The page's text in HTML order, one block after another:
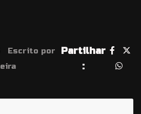
Escrito por
Partilhar
: